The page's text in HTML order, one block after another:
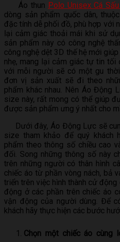
Áo thun Polo Unisex Cá
dòng sản phẩm quốc dân,
đặc tính dễ phối đồ, phù hợp với
lại cảm giác thoải mái khi sử
sản phẩm này có công nghệ
công nghệ dệt 3D thế hệ mới
nhẹ, mang lại cảm giác tự tin
với mỗi người sẽ có một gu
đơn vị sản xuất sẽ đi theo
phẩm khác nhau. Nên Áo Động
size này, rất mong có thể giúp
được sản phẩm ưng ý nhất cho
Dưới đây, Áo Động Lực sẽ
size tham khảo để quý khách
phẩm theo thông số chiều cao
đối. Song những thông số này
trên những người có thân hình
chiếc áo từ phần vòng nách, bả
triển trên việc hình thành cử
động ở các phần trên chiếc áo
vận động của người dùng. Để
khách hãy thực hiện các bước
Chọn một chiếc áo cùng